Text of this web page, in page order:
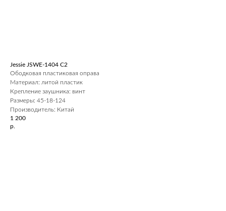
Jessie JSWE-1404 С2
Ободковая пластиковая оправа
Материал: литой пластик
Крепление заушника: винт
Размеры: 45-18-124
Производитель: Китай
1 200
р.